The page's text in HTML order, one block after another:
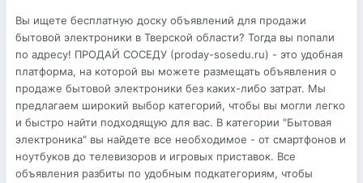
Вы ищете бесплатную доску объявлений для продажи
бытовой электроники в Тверской области? Тогда вы попали
по адресу! ПРОДАЙ СОСЕДУ (proday-sosedu.ru) - это удобная
платформа, на которой вы можете размещать объявления о
продаже бытовой электроники без каких-либо затрат. Мы
предлагаем широкий выбор категорий, чтобы вы могли легко
и быстро найти подходящую для вас. В категории "Бытовая
электроника" вы найдете все необходимое - от смартфонов и
ноутбуков до телевизоров и игровых приставок. Все
объявления разбиты по удобным подкатегориям, чтобы